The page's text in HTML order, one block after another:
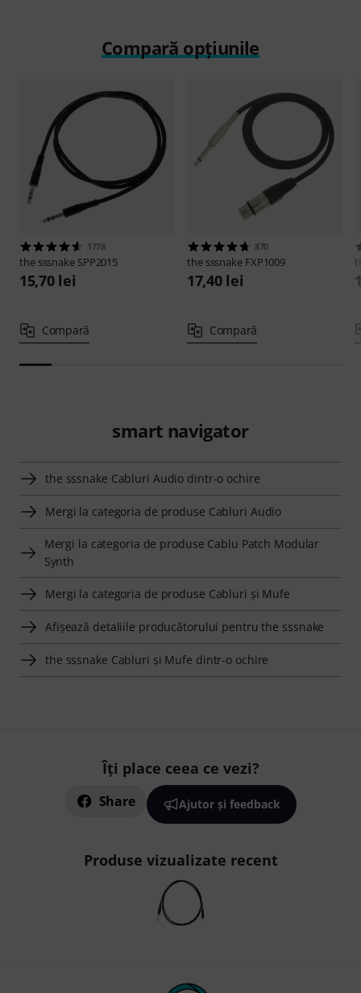
Compară opțiunile
1778
the sssnake SPP2015
15,70 lei
Compară
870
the sssnake FXP1009
17,40 lei
Compară
smart navigator
the sssnake Cabluri Audio dintr-o ochire
Mergi la categoria de produse Cabluri Audio
Mergi la categoria de produse Cablu Patch Modular
Synth
Mergi la categoria de produse Cabluri şi Mufe
Afişează detaliile producătorului pentru the sssnake
the sssnake Cabluri şi Mufe dintr-o ochire
Îți place ceea ce vezi?
Share Ajutor și feedback
Produse vizualizate recent